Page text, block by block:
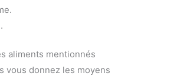
aliments mentionnés
vous donnez les moyens